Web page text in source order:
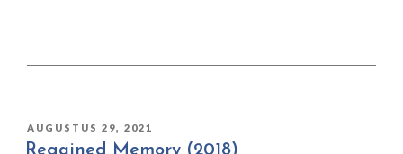
GEPLAATST
OP
AUGUSTUS 29, 2021